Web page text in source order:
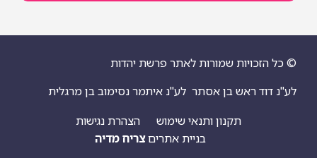
© כל הזכויות שמורות לאתר פרשת יהדות
לע"נ דוד ראש בן אסתר לע"נ איתמר נסימוב בן מרגלית
תקנון ותנאי שימוש
הצהרת נגישות
בניית אתריםצריח מדיה